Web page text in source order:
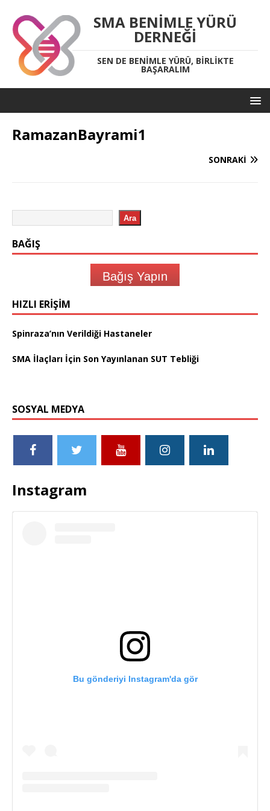
SMA BENIMLE YÜRÜ
DERNEĞI
SEN DE BENIMLE YÜRÜ, BIRLIKTE
BAŞARALIM
RamazanBayrami1
SONRAKI
Ara
BAĞIŞ
Bağış Yapın
HIZLI ERIŞIM
Spinraza’nın Verildiği Hastaneler
SMA İlaçları İçin Son Yayınlanan SUT Tebliği
SOSYAL MEDYA
Instagram
Bu gönderiyi Instagram'da gör